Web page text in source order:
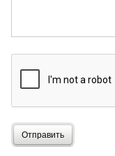
Отправить